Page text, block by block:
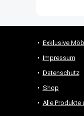
Exklusive
Impressum
Datenschutz
Shop
Alle Produkte